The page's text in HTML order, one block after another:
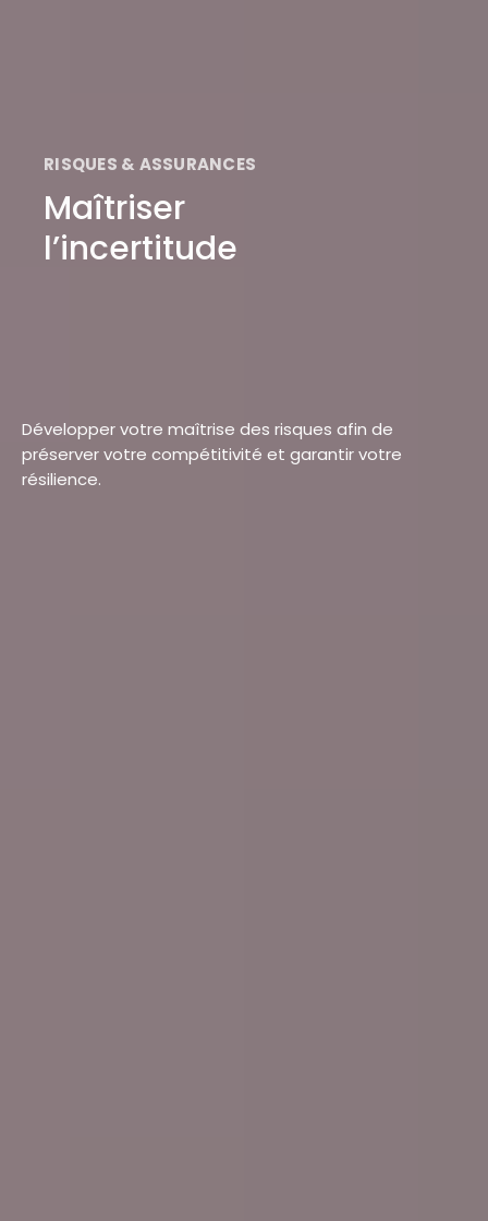
RISQUES & ASSURANCES
Maîtriser
l’incertitude
Développer votre maîtrise des risques afin de
préserver votre compétitivité et garantir votre
résilience.